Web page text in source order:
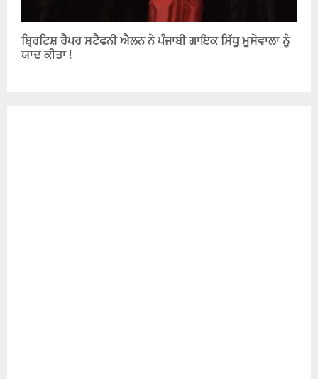
ਬ੍ਰਿਟਿਸ਼ ਰੈਪਰ ਸਟੈਫਨੀ ਐਲਨ ਨੇ ਪੰਜਾਬੀ ਗਾਇਕ ਸਿੱਧੂ ਮੂਸੇਵਾਲਾ ਨੂੰ
ਯਾਦ ਕੀਤਾ !